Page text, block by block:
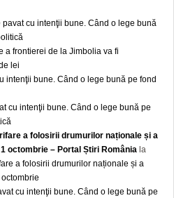
pavat cu intenţii bune. Când o lege bună
a frontierei de la Jimbolia va fi
lei
intenţii bune. Când o lege bună pe fond
cu intenţii bune. Când o lege bună pe
a folosirii drumurilor naționale și a
octombrie – Portal Știri România la
a folosirii drumurilor naționale și a
cu intenţii bune. Când o lege bună pe